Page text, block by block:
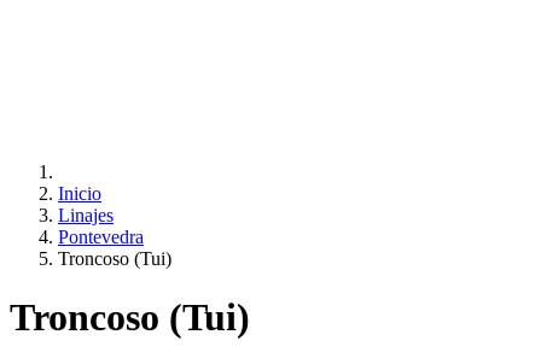
Inicio
Linajes
Pontevedra
Troncoso (Tui)
Troncoso (Tui)